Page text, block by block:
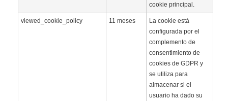
cookie principal.
viewed_cookie_policy 11 meses
La cookie está
configurada por el
complemento de
consentimiento de
cookies de GDPR y
se utiliza para
almacenar si el
usuario ha dado su